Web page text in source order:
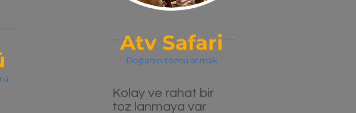
Atv Safari
Doğanın toznu atmak
Kolay ve rahat bir
toz lanmaya var